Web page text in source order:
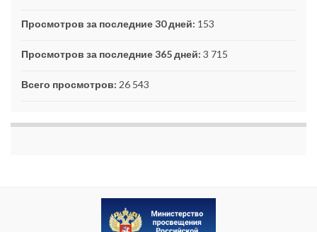
Просмотров за последние 30 дней: 153
Просмотров за последние 365 дней: 3 715
Всего просмотров: 26 543